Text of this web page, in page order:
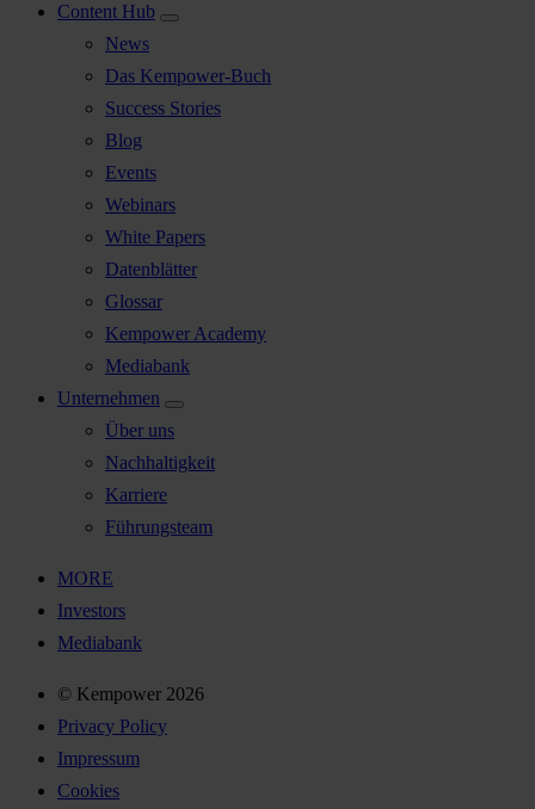
Content Hub
News
Das Kempower-Buch
Success Stories
Blog
Events
Webinars
White Papers
Datenblätter
Glossar
Kempower Academy
Mediabank
Unternehmen
Über uns
Nachhaltigkeit
Karriere
Führungsteam
MORE
Investors
Mediabank
© Kempower 2026
Privacy Policy
Impressum
Cookies